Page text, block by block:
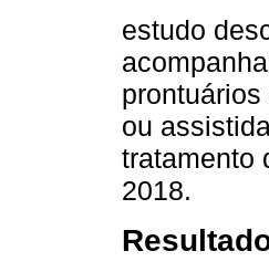
estudo
ou
tratamento
2018.